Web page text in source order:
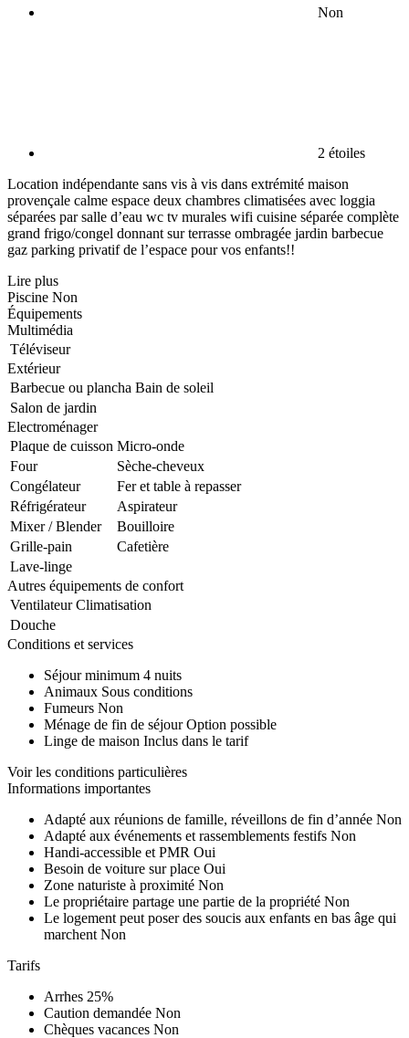
Non
2 étoiles
Location indépendante sans vis à vis dans extrémité maison
provençale calme espace deux chambres climatisées avec loggia
séparées par salle d’eau wc tv murales wifi cuisine séparée complète
grand frigo/congel donnant sur terrasse ombragée jardin barbecue
gaz parking privatif de l’espace pour vos enfants!!
Lire plus
Piscine Non
Équipements
Multimédia
Téléviseur
Extérieur
Barbecue ou plancha Bain de soleil
Salon de jardin
Electroménager
Plaque de cuisson Micro-onde
Four
Sèche-cheveux
Congélateur
Fer et table à repasser
Réfrigérateur
Aspirateur
Mixer / Blender
Bouilloire
Grille-pain
Cafetière
Lave-linge
Autres équipements de confort
Ventilateur Climatisation
Douche
Conditions et services
Séjour minimum 4 nuits
Animaux Sous conditions
Fumeurs Non
Ménage de fin de séjour Option possible
Linge de maison Inclus dans le tarif
Voir les conditions particulières
Informations importantes
Adapté aux réunions de famille, réveillons de fin d’année Non
Adapté aux événements et rassemblements festifs Non
Handi-accessible et PMR Oui
Besoin de voiture sur place Oui
Zone naturiste à proximité Non
Le propriétaire partage une partie de la propriété Non
Le logement peut poser des soucis aux enfants en bas âge qui
marchent Non
Tarifs
Arrhes 25%
Caution demandée Non
Chèques vacances Non